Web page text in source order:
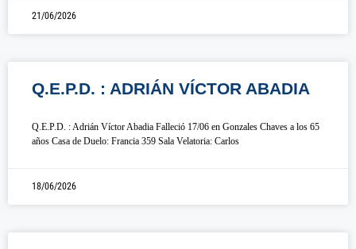
21/06/2026
Q.E.P.D. : ADRIÁN VÍCTOR ABADIA
Q.E.P.D. : Adrián Víctor Abadia Falleció 17/06 en Gonzales Chaves a los 65
años Casa de Duelo: Francia 359 Sala Velatoria: Carlos
18/06/2026